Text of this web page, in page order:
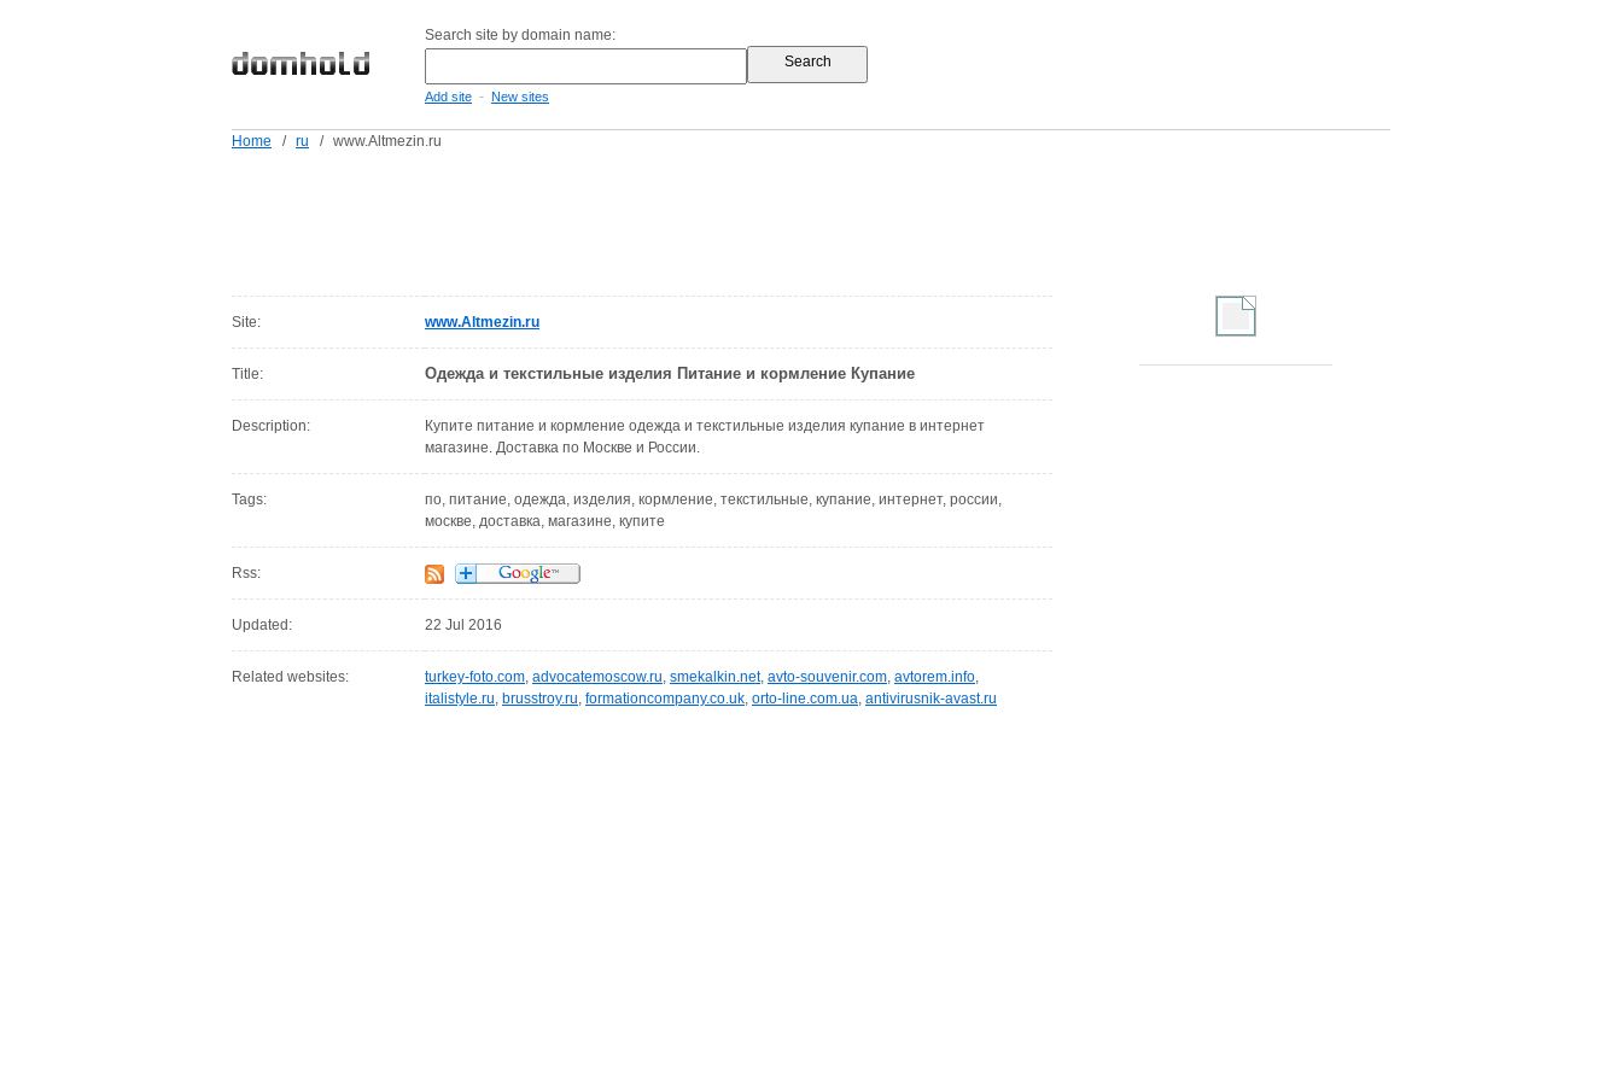
Search site by domain name:
Add site - New sites
Home / ru / www.Altmezin.ru
Site: www.Altmezin.ru
Title: Одежда и текстильные изделия Питание и кормление Купание
Description:
Купите питание и кормление одежда и текстильные изделия купание в интернет
магазине. Доставка по Москве и России.
Tags:
по, питание, одежда, изделия, кормление, текстильные, купание, интернет, россии,
москве, доставка, магазине, купите
Rss:
Updated: 22 Jul 2016
Related websites: turkey-foto.com, advocatemoscow.ru, smekalkin.net, avto-souvenir.com, avtorem.info,
italistyle.ru, brusstroy.ru, formationcompany.co.uk, orto-line.com.ua, antivirusnik-avast.ru